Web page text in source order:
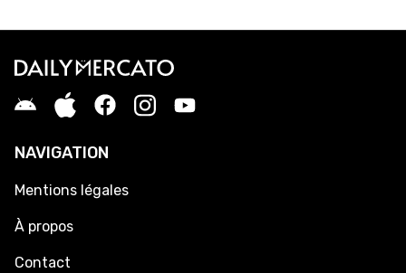
NAVIGATION
Mentions légales
À propos
Contact